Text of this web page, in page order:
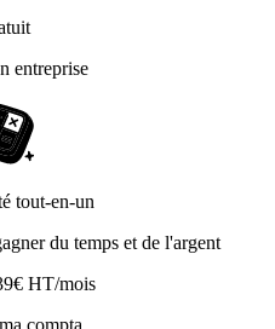
entreprise
tout-en-un
du temps et de l'argent
HT/mois
compta